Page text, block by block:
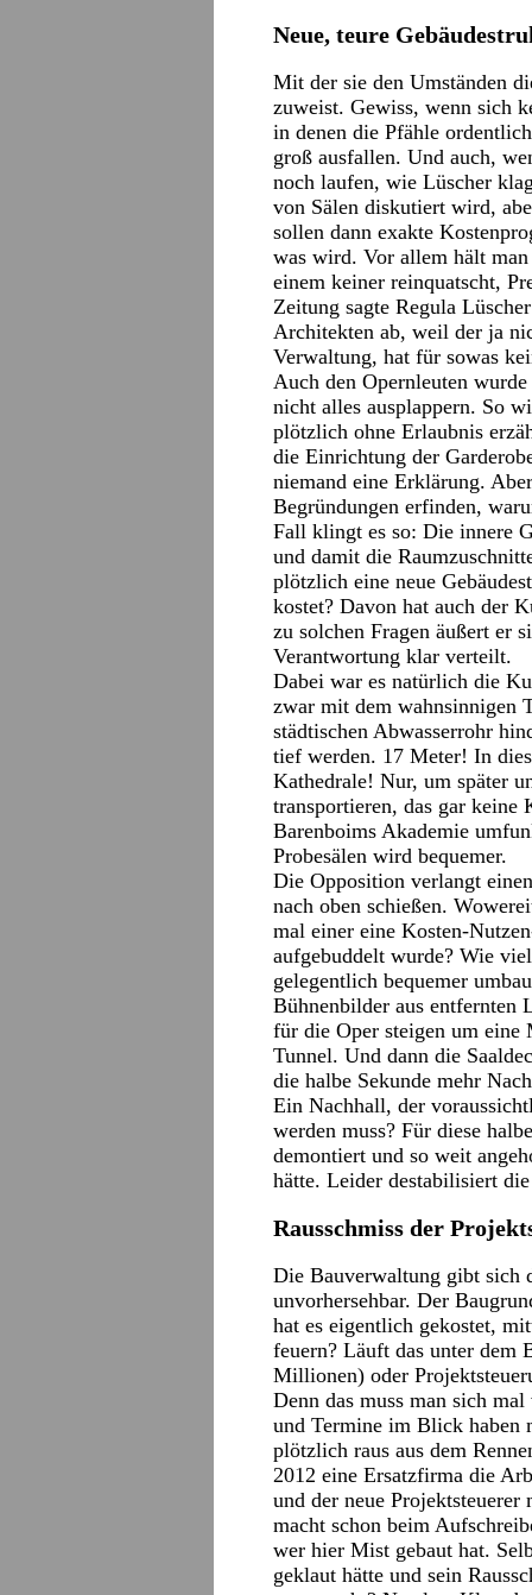
Neue, teure
Mit der sie den Umständen
zuweist. Gewiss, wenn sich
in denen die Pfähle
groß ausfallen. Und auch,
noch laufen, wie Lüscher
von Sälen diskutiert wird,
sollen dann exakte
was wird. Vor allem hält
einem keiner reinquatscht,
Zeitung sagte Regula
Architekten ab, weil der ja
Verwaltung, hat für sowas
Auch den Opernleuten
nicht alles ausplappern. So
plötzlich ohne Erlaubnis
die Einrichtung der
niemand eine Erklärung.
Begründungen erfinden,
Fall klingt es so: Die innere
und damit die
plötzlich eine neue
kostet? Davon hat auch der
zu solchen Fragen äußert er
Verantwortung klar verteilt.
Dabei war es natürlich die
zwar mit dem wahnsinnigen
städtischen Abwasserrohr
tief werden. 17 Meter! In
Kathedrale! Nur, um später
transportieren, das gar keine
Barenboims Akademie
Probesälen wird bequemer.
Die Opposition verlangt
nach oben schießen.
mal einer eine Kosten-
aufgebuddelt wurde? Wie
gelegentlich bequemer
Bühnenbilder aus entfernten
für die Oper steigen um
Tunnel. Und dann die
die halbe Sekunde mehr
Ein Nachhall, der
werden muss? Für diese
demontiert und so weit
hätte. Leider destabilisiert
Rausschmiss der
Die Bauverwaltung gibt sich
unvorhersehbar. Der
hat es eigentlich gekostet,
feuern? Läuft das unter dem
Millionen) oder
Denn das muss man sich
und Termine im Blick haben
plötzlich raus aus dem
2012 eine Ersatzfirma die
und der neue
macht schon beim
wer hier Mist gebaut hat.
geklaut hätte und sein